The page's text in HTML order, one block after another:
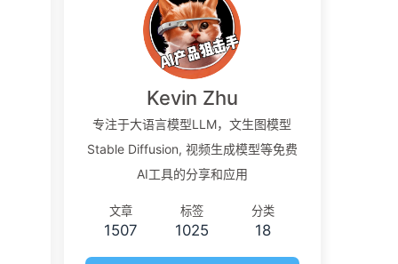
Kevin Zhu
专注于大语言模型LLM，文生图模型
Stable Diffusion, 视频生成模型等免费
AI工具的分享和应用
文章
1507
标签
1025
分类
18